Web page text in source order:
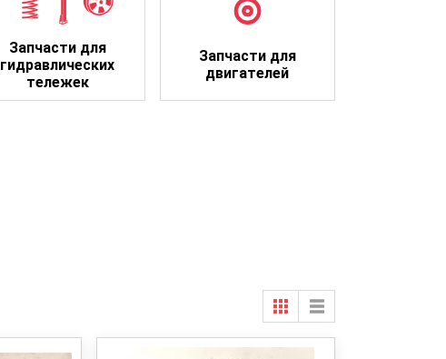
Запчасти для
гидравлических
тележек
Запчасти для
двигателей